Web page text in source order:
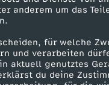
anderem um das
für welche
und verarbeiten
aktuell genutztes
du deine
s
o
p
r
a
a
n
F
t
z